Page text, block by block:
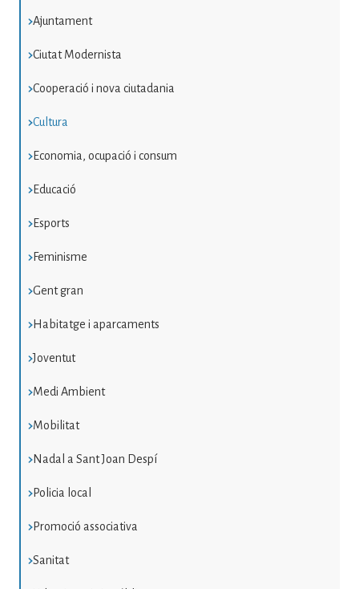
Ajuntament
Ciutat Modernista
Cooperació i nova ciutadania
Cultura
Economia, ocupació i consum
Educació
Esports
Feminisme
Gent gran
Habitatge i aparcaments
Joventut
Medi Ambient
Mobilitat
Nadal a Sant Joan Despí
Policia local
Promoció associativa
Sanitat